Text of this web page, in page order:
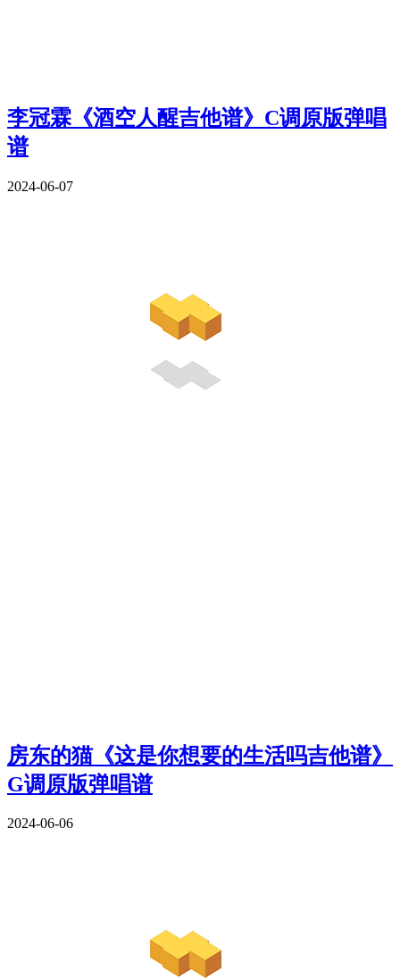
李冠霖《酒空人醒吉他谱》C调原版弹唱
谱
2024-06-07
房东的猫《这是你想要的生活吗吉他谱》
G调原版弹唱谱
2024-06-06